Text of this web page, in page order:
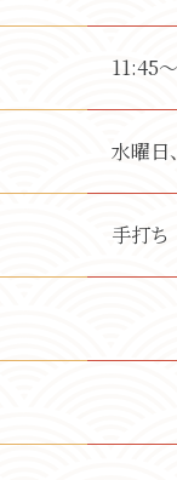
11:45
水曜日
手打